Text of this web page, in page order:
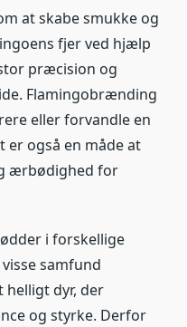
at skabe smukke og
fjer ved hjælp
præcision og
Flamingobrænding
eller forvandle en
også en måde at
ærbødighed for
i forskellige
samfund
helligt dyr, der
og styrke. Derfor